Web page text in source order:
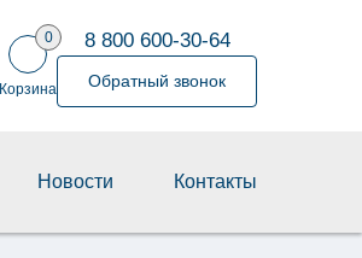
0
Корзина
8 800 600-30-64
Обратный звонок
Новости Контакты